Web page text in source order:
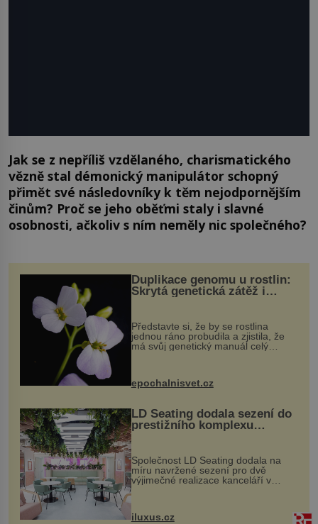
Jak se z nepříliš vzdělaného, charismatického
vězně stal démonický manipulátor schopný
přimět své následovníky k těm nejodpornějším
činům? Proč se jeho oběťmi staly i slavné
osobnosti, ačkoliv s ním neměly nic společného?
Duplikace genomu u rostlin:
Skrytá genetická zátěž i
Představte si, že by se rostlina
jednou ráno probudila a zjistila, že
má svůj genetický manuál celý
vstupenka...
epochalnisvet.cz
LD Seating dodala sezení do
prestižního komplexu
MediaCityUK v Salfordu
Společnost LD Seating dodala na
míru navržené sezení pro dvě
výjimečné realizace kanceláří v
areálu MediaCityUK v anglickém
budov Media...
iluxus.cz